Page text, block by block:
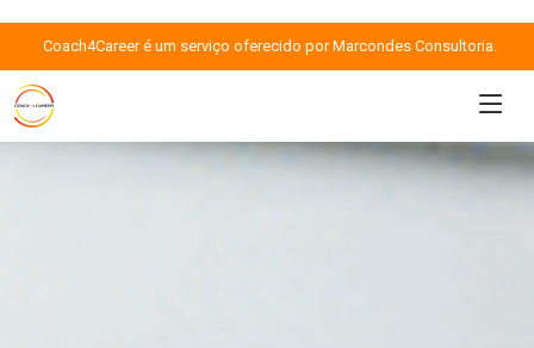
Coach4Career é um serviço oferecido por Marcondes Consultoria.